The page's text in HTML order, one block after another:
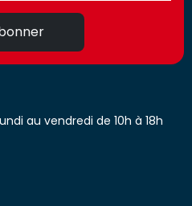
au vendredi de 10h à 18h